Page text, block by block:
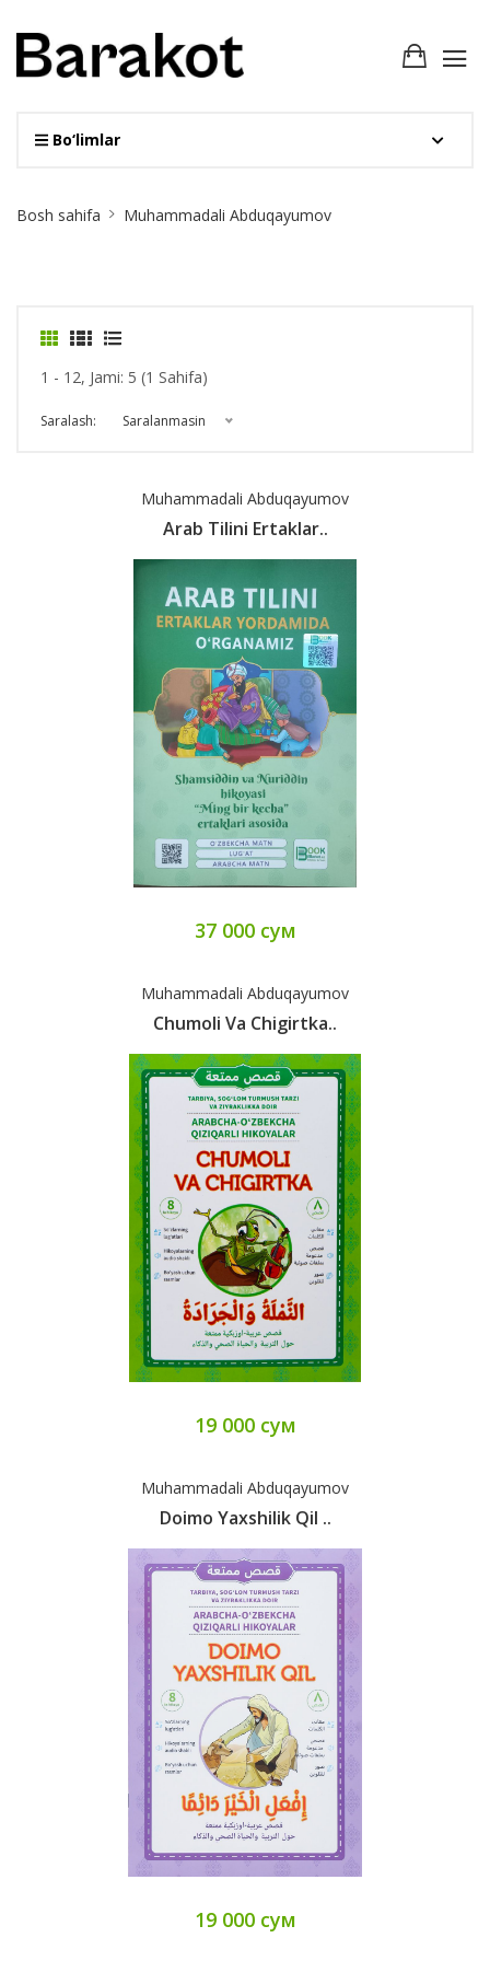
Bo‘limlar
Breadcrumb
Bosh sahifa Muhammadali Abduqayumov
1 - 12, Jami: 5 (1 Sahifa)
Saralash: Saralanmasin
Muhammadali Abduqayumov
Arab Tilini Ertaklar..
37 000 сум
Muhammadali Abduqayumov
Chumoli Va Chigirtka..
19 000 сум
Muhammadali Abduqayumov
Doimo Yaxshilik Qil ..
19 000 сум